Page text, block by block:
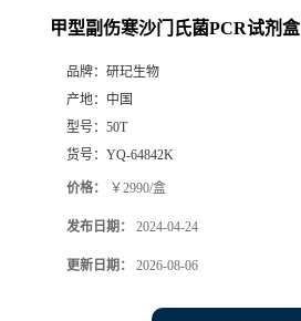
甲型副伤寒沙门氏菌PCR试剂盒
品牌： 研玘生物
产地： 中国
型号： 50T
货号： YQ-64842K
价格： ￥2990/盒
发布日期： 2024-04-24
更新日期： 2026-08-06